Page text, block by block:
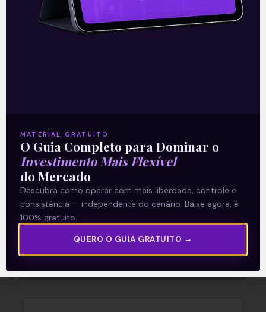
unânimes dos investidores e reduziu a taxa
Selic em
Multiplan (MULT3) combina
crescimento operacional e
rentabilidade recorde no
2T26
MATERIAL GRATUITO
O Guia Completo para Dominar o
Investimento Mais Flexível
do Mercado
Descubra como operar com mais liberdade, controle e
consistência — independente do cenário. Baixe agora, é
100% gratuito.
QUERO O GUIA GRATUITO →